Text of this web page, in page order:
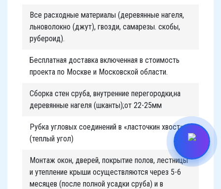
Все расходные материалы (деревянные нагеля,
льноволокно (джут), гвозди, самарезы. скобы,
рубероид).
Бесплатная доставка включенная в стоимость
проекта по Москве и Московской области.
Сборка стен сруба, внутренние перегородки,на
деревянные нагеля (шканты);от 22-25мм
Рубка угловых соединений в «ласточкин хвост»
(теплый угол)
Монтаж окон, дверей, покрытие полов, лестницы
и утепление крыши осуществляются через 5-6
месяцев (после полной усадки сруба) и в